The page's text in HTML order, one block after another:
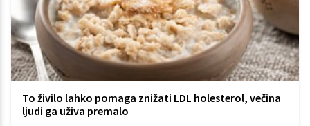
To živilo lahko pomaga znižati LDL holesterol, večina
ljudi ga uživa premalo